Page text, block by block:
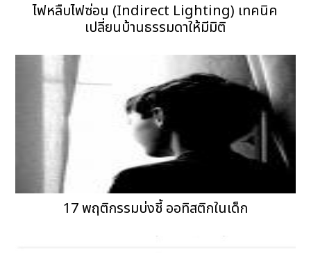
ไฟหลืบไฟซ่อน (Indirect Lighting) เทคนิค
เปลี่ยนบ้านธรรมดาให้มีมิติ
17 พฤติกรรมบ่งชี้ ออทิสติกในเด็ก